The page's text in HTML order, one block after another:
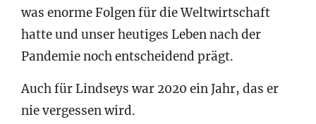
was enorme Folgen für die Weltwirtschaft
hatte und unser heutiges Leben nach der
Pandemie noch entscheidend prägt.
Auch für Lindseys war 2020 ein Jahr, das er
nie vergessen wird.